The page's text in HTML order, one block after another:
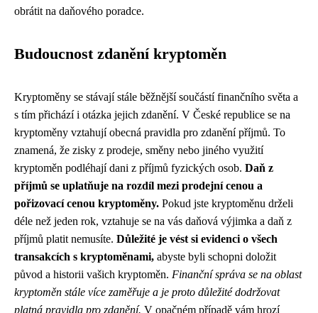
obrátit na daňového poradce.
Budoucnost zdanění kryptoměn
Kryptoměny se stávají stále běžnější součástí finančního světa a
s tím přichází i otázka jejich zdanění. V České republice se na
kryptoměny vztahují obecná pravidla pro zdanění příjmů. To
znamená, že zisky z prodeje, směny nebo jiného využití
kryptoměn podléhají dani z příjmů fyzických osob. Daň z
příjmů se uplatňuje na rozdíl mezi prodejní cenou a
pořizovací cenou kryptoměny. Pokud jste kryptoměnu drželi
déle než jeden rok, vztahuje se na vás daňová výjimka a daň z
příjmů platit nemusíte. Důležité je vést si evidenci o všech
transakcích s kryptoměnami, abyste byli schopni doložit
původ a historii vašich kryptoměn. Finanční správa se na oblast
kryptoměn stále více zaměřuje a je proto důležité dodržovat
platná pravidla pro zdanění. V opačném případě vám hrozí